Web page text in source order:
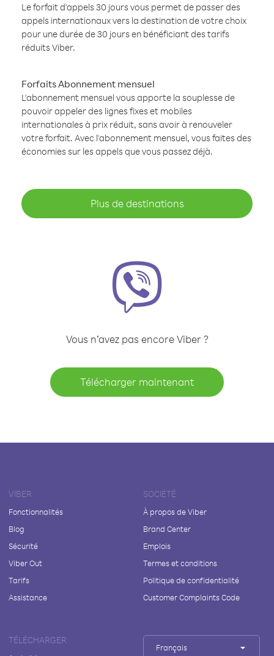
Le forfait d'appels 30 jours vous permet de passer des
appels internationaux vers la destination de votre choix
pour une durée de 30 jours en bénéficiant des tarifs
réduits Viber.
Forfaits Abonnement mensuel
L'abonnement mensuel vous apporte la souplesse de
pouvoir appeler des lignes fixes et mobiles
internationales à prix réduit, sans avoir à renouveler
votre forfait. Avec l'abonnement mensuel, vous faites des
économies sur les appels que vous passez déjà.
Plus de destinations
Vous n’avez pas encore Viber ?
Télécharger maintenant
VIBER
Fonctionnalités
Blog
Sécurité
Viber Out
Tarifs
Assistance
SOCIÉTÉ
À propos de Viber
Brand Center
Emplois
Termes et conditions
Politique de confidentialité
Customer Complaints Code
TÉLÉCHARGER
Français